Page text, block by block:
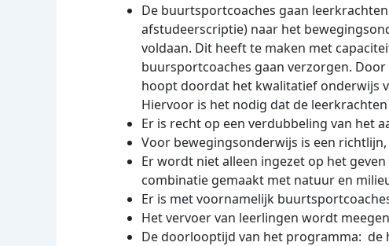
De buurtsportcoaches gaan
afstudeerscriptie) naar het
voldaan. Dit heeft te maken met
buursportcoaches gaan verzorgen.
hoopt doordat het kwalitatief onderwijs
Hiervoor is het nodig dat de
Er is recht op een verdubbeling van het
Voor bewegingsonderwijs is een
Er wordt niet alleen ingezet op het
combinatie gemaakt met natuur en
Er is met voornamelijk
Het vervoer van leerlingen wordt
De doorlooptijd van het programma: de